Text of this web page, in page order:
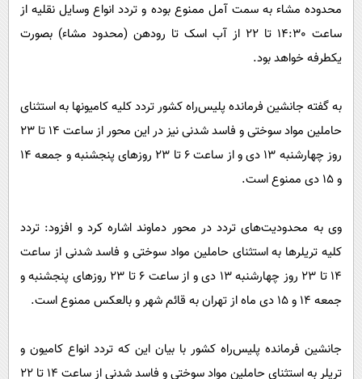
محدوده مشاء به سمت آمل ممنوع بوده و تردد انواع وسایل نقلیه از
ساعت 14:30 تا 22 از آب اسک تا رودهن (محدود مشاء) بصورت
یکطرفه خواهد بود.
به گفته جانشین فرمانده پلیس‌راه کشور تردد کلیه کامیونها به استثنای
حاملین مواد سوختی و فاسد شدنی نیز در این محور از ساعت 14 تا 23
روز چهارشنبه 13 دی و از ساعت 6 تا 23 روزهای پنجشنبه و جمعه 14
و 15 دی ممنوع است.
وی به محدودیت‌های تردد در محور دماوند اشاره کرد و افزود: تردد
کلیه تریلرها به استثنای حاملین مواد سوختی و فاسد شدنی از ساعت
14 تا 23 روز چهارشنبه 13 دی و از ساعت 6 تا 23 روزهای پنجشنبه و
جمعه 14 و 15 دی ماه از تهران به قائم شهر و بالعکس ممنوع است.
جانشین فرمانده پلیس‌راه کشور با بیان این که تردد انواع کامیون و
تریلر به استثنای حاملین مواد سوختی و فاسد شدنی از ساعت 14 تا 22